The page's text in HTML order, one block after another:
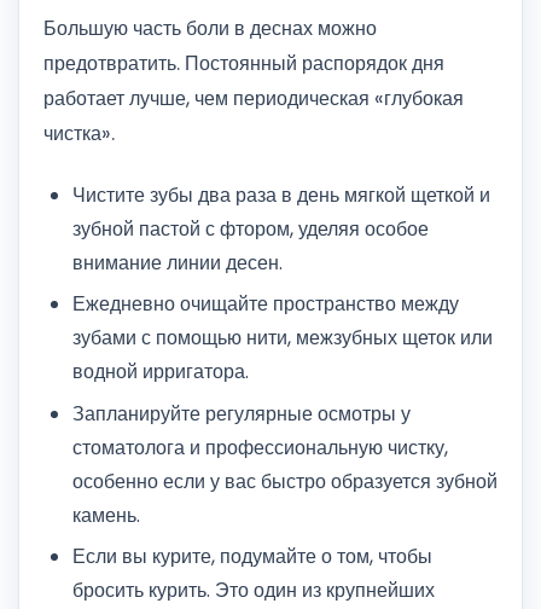
Большую часть боли в деснах можно
предотвратить. Постоянный распорядок дня
работает лучше, чем периодическая «глубокая
чистка».
Чистите зубы два раза в день мягкой щеткой и
зубной пастой с фтором, уделяя особое
внимание линии десен.
Ежедневно очищайте пространство между
зубами с помощью нити, межзубных щеток или
водной ирригатора.
Запланируйте регулярные осмотры у
стоматолога и профессиональную чистку,
особенно если у вас быстро образуется зубной
камень.
Если вы курите, подумайте о том, чтобы
бросить курить. Это один из крупнейших